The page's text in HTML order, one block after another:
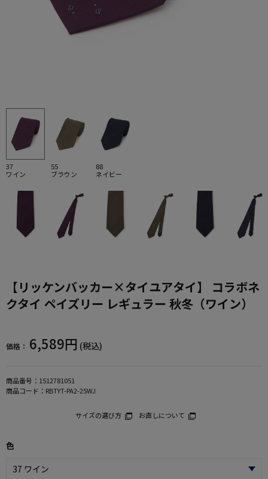
37
ワイン
55
ブラウン
88
ネイビー
【リッケンバッカー×タイユアタイ】 コラボネ
クタイ ペイズリー レギュラー 秋冬（ワイン）
価格： 6,589円 (税込)
商品番号： 1512781051
商品コード： RBTYT-PA2-25WJ
サイズの選び方 お直しについて
色